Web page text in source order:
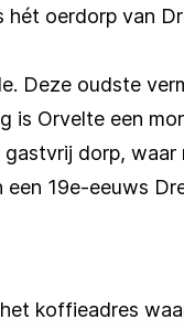
oerdorp van
Deze oudste
is Orvelte een
dorp,
19e-eeuws
koffieadres